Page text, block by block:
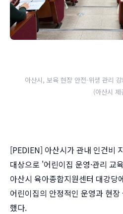
아산시, 보육 현장 안전·위생 관리
(아산시 제
[PEDIEN] 아산시가 관내 인건비
대상으로 '어린이집 운영·관리 교
아산시 육아종합지원센터 대강당
어린이집의 안정적인 운영과 현
했다.